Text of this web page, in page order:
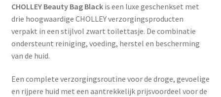
CHOLLEY Beauty Bag Blackis een luxe geschenkset met
drie hoogwaardige CHOLLEY verzorgingsproducten
verpakt in een stijlvol zwart toilettasje. De combinatie
ondersteunt reiniging, voeding, herstel en bescherming
van de huid.
Een complete verzorgingsroutine voor de droge, gevoelige
en rijpere huid met een aantrekkelijk prijsvoordeel voor de